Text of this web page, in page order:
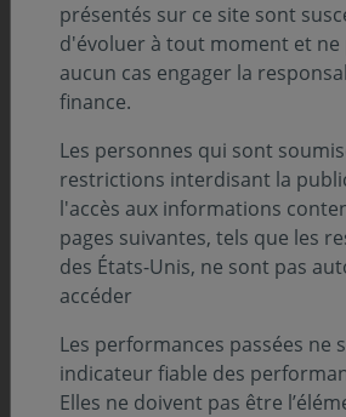
ENVIRONNEMENT ÉCONOMIQUE
05 août 2026
Environnement
Les banques centrales privilégient
présentés sur ce site sont
d'évoluer à tout moment et ne
aucun cas engager la
finance.
Les personnes qui sont
restrictions interdisant la
l'accès aux informations
pages suivantes, tels que les
des États-Unis, ne sont pas
accéder
Les performances passées ne
indicateur fiable des
Elles ne doivent pas être